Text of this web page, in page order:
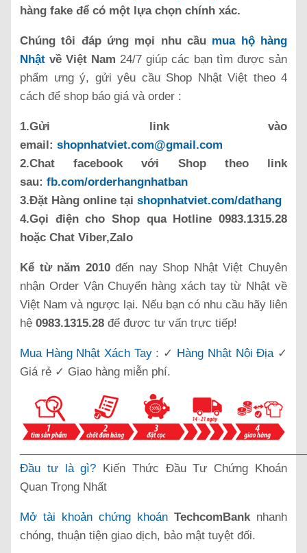
hàng fake để có một lựa chọn chính xác.
Chúng tôi đáp ứng mọi nhu cầu mua hộ hàng
Nhật về Việt Nam 24/7 giúp các bạn tìm được sản
phẩm ưng ý, gửi yêu cầu Shop Nhật Việt theo 4
cách để shop báo giá và order :
1.Gửi link vào
email: shopnhatviet.com@gmail.com
2.Chat facebook với Shop theo link
sau: fb.com/orderhangnhatban
3.Đặt Hàng online tại shopnhatviet.com/dathang
4.Gọi điện cho Shop qua Hotline 0983.1315.28
hoặc Chat Viber,Zalo
Kể từ năm 2010đến nay Shop Nhật Việt Chuyên
nhận Order Vận Chuyển hàng xách tay từ Nhật về
Việt Nam và ngược lại. Nếu bạn có nhu cầu hãy liên
hệ 0983.1315.28 để được tư vấn trực tiếp!
Mua Hàng Nhật Xách Tay: ✓ Hàng Nhật Nội Địa✓
Giá rẻ ✓ Giao hàng miễn phí.
Đầu tư là gì? Kiến Thức Đầu Tư Chứng Khoán
Quan Trọng Nhất
Mở tài khoản chứng khoán TechcomBank nhanh
chóng, thuận tiện giao dịch, bảo mật tuyệt đối.